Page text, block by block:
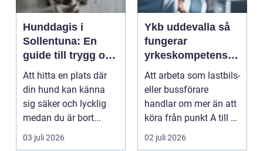
Hunddagis i
Sollentuna: En
guide till trygg och
stimulerande
dagvård för din
hund
Att hitta en plats där
din hund kan känna
sig säker och lycklig
medan du är bort...
03 juli 2026
Ykb uddevalla så
fungerar
yrkeskompetensbe
vis för lastbil och
buss
Att arbeta som lastbils-
eller bussförare
handlar om mer än att
köra från punkt A till B.
Bakom varj...
02 juli 2026